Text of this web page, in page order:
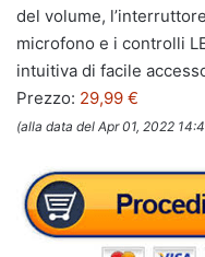
del volume,
microfono e i controlli
intuitiva di facile
Prezzo: 29,99 €
(alla data del Apr 01, 2022